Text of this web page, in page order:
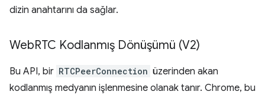
dizin anahtarını da sağlar.
WebRTC Kodlanmış Dönüşümü (V2)
Bu API, bir RTCPeerConnection üzerinden akan
kodlanmış medyanın işlenmesine olanak tanır. Chrome, bu